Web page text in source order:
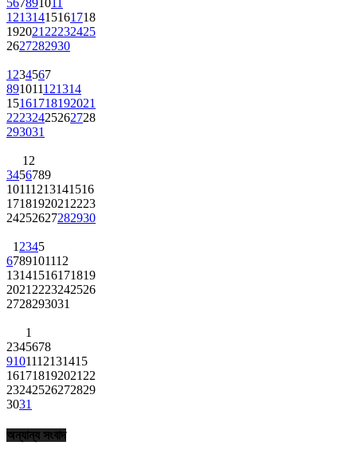
567891011
12131415161718
192021 22232425
2627282930
1 234567
891011121314
15161718192021
22232425262728
293031
1 2
3456789
10111213141516
1718192021 2223
24252627282930
1 2345
6789101112
13141516171819
2021 2223242526
2728293031
1
2345678
9101112131415
161718192021 22
23242526272829
3031
অন্যান্য সংবাদ